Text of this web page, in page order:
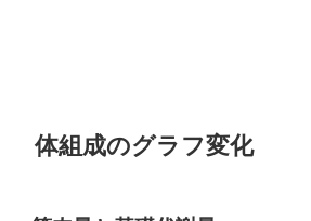
体組成のグラフ変化